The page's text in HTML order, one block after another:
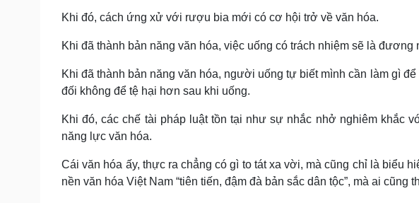
Khi đó, cách ứng xử với rượu bia mới có cơ hội trở về văn hóa.
Khi đã thành bản năng văn hóa, việc uống có trách nhiệm sẽ là đương
Khi đã thành bản năng văn hóa, người uống tự biết mình cần làm gì
đối không để tệ hại hơn sau khi uống.
Khi đó, các chế tài pháp luật tồn tại như sự nhắc nhở nghiêm khắc
năng lực văn hóa.
Cái văn hóa ấy, thực ra chẳng có gì to tát xa vời, mà cũng chỉ là biểu
nền văn hóa Việt Nam “tiên tiến, đậm đà bản sắc dân tộc”, mà ai cũng